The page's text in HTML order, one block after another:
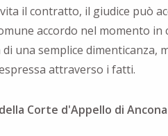
il contratto, il giudice può
accordo nel momento in
una semplice dimenticanza,
attraverso i fatti.
Corte d'Appello di Ancona